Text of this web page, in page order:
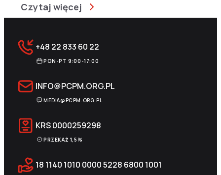
Czytaj więcej
+48 22 833 60 22
PON-PT 9:00-17:00
INFO@PCPM.ORG.PL
MEDIA@PCPM.ORG.PL
KRS0000259298
PRZEKAŻ 1,5%
18 1140 1010 0000 5228 6800 1001